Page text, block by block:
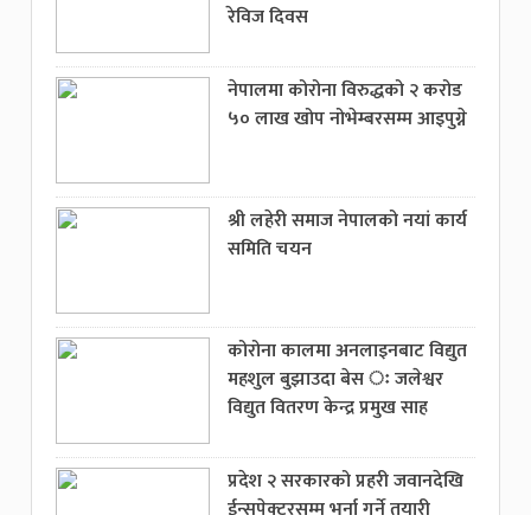
रेविज दिवस
नेपालमा कोरोना विरुद्धको २ करोड
५० लाख खोप नोभेम्बरसम्म आइपुग्ने
श्री लहेरी समाज नेपालको नयां कार्य
समिति चयन
कोरोना कालमा अनलाइनबाट विद्युत
महशुल बुझाउदा बेस ः जलेश्वर
विद्युत वितरण केन्द्र प्रमुख साह
प्रदेश २ सरकारको प्रहरी जवानदेखि